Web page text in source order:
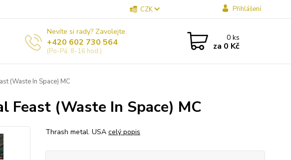
CZK Přihlášení
Nevíte si rady? Zavolejte.
+420 602 730 564
(Po-Pá, 8-16 hod.)
0ks
za 0 Kč
(Waste In Space) MC
Feast (Waste In Space) MC
Thrash metal. USA celý popis